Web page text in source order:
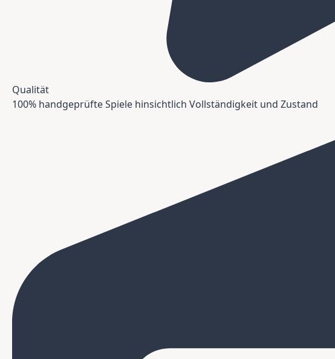
Qualität
100% handgeprüfte Spiele hinsichtlich Vollständigkeit und Zustand